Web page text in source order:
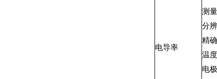
电导率
测
分
精
温
电